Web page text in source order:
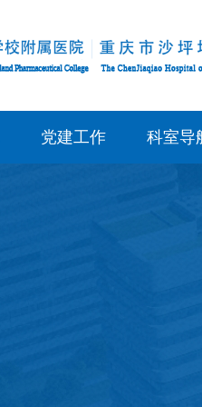
党建工作 科室导